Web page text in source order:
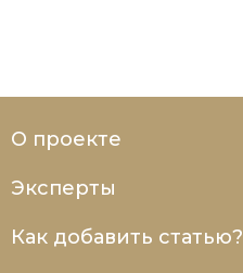
О проекте
Эксперты
Как добавить статью?